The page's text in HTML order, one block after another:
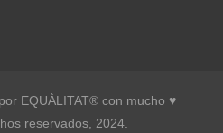
EQUÀLITAT® con mucho ♥︎
reservados, 2024.